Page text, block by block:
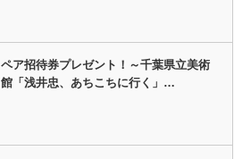
ペア招待券プレゼント！～千葉県立美術
館「浅井忠、あちこちに行く」…